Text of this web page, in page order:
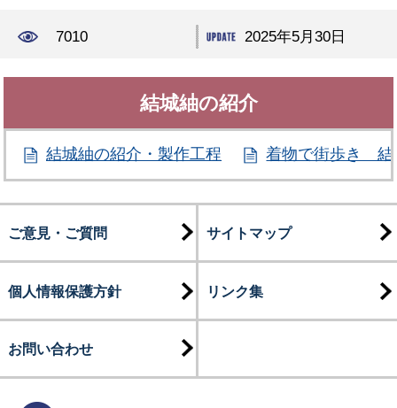
7010 2025年5月30日
結城紬の紹介
結城紬の紹介・製作工程 着物で街歩き 結
ご意見・ご質問 サイトマップ
個人情報保護方針 リンク集
お問い合わせ